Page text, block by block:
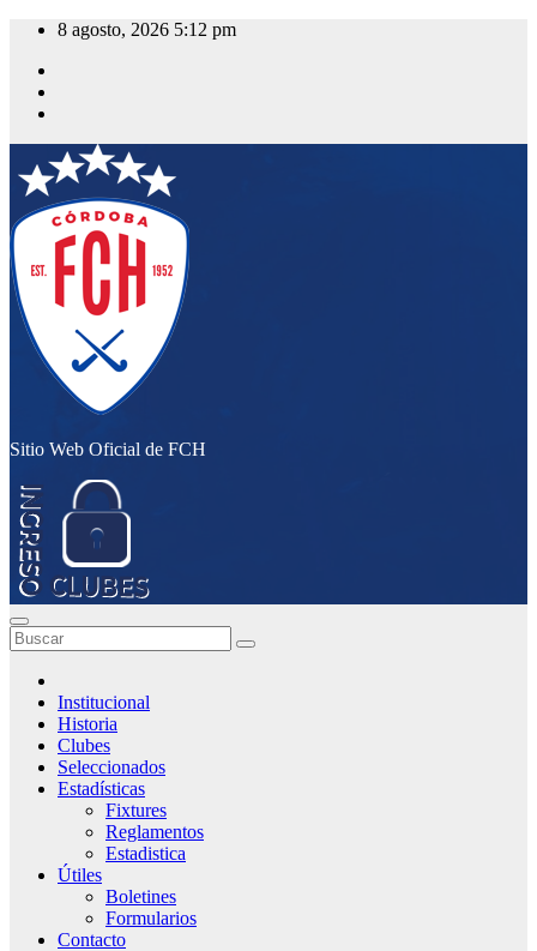
Saltar
contenido
8 agosto, 2026 5:12 pm
Sitio Web Oficial de FCH
Institucional
Historia
Clubes
Seleccionados
Estadísticas
Fixtures
Reglamentos
Estadistica
Útiles
Boletines
Formularios
Contacto